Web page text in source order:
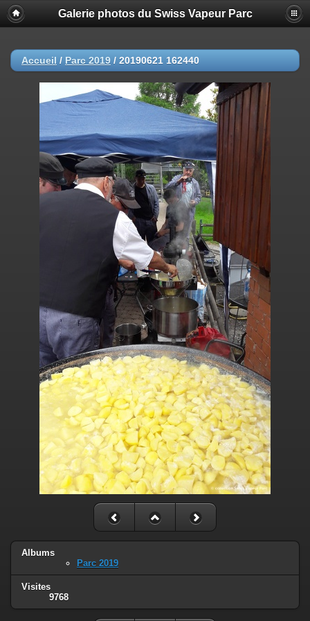
Galerie photos du Swiss Vapeur Parc
Accueil / Parc 2019 / 20190621 162440
Albums
Parc 2019
Visites
9768